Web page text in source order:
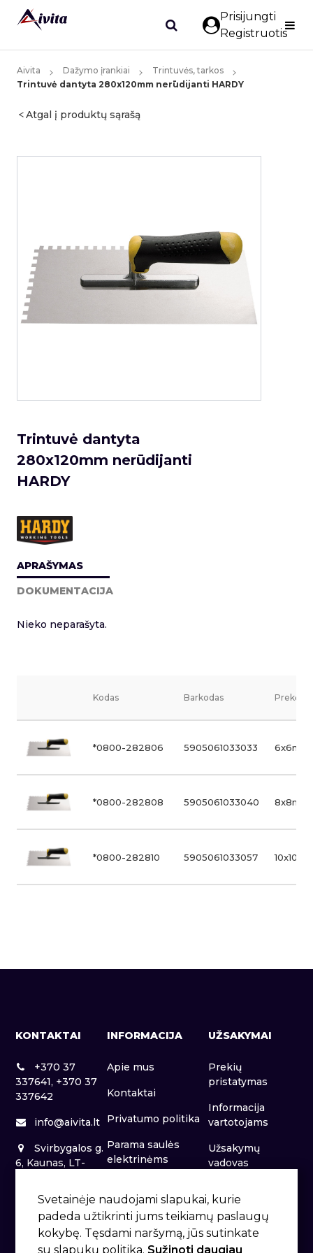
Prisijungti
Registruotis
Aivita Dažymo įrankiai
Trintuvės, tarkos
Trintuvė dantyta 280x120mm nerūdijanti HARDY
Atgal į produktų sąrašą
Trintuvė dantyta
280x120mm nerūdijanti
HARDY
APRAŠYMAS
DOKUMENTACIJA
Nieko neparašyta.
Kodas Barkodas Prekės
*0800-282806 5905061033033 6x6mm
*0800-282808 5905061033040 8x8mm
*0800-282810 5905061033057
KONTAKTAI
+370 37
337641, +370 37
337642
info@aivita.lt
Svirbygalos g.
6, Kaunas, LT-
INFORMACIJA
Apie mus
Kontaktai
Privatumo politika
Parama saulės
elektrinėms
UŽSAKYMAI
Prekių
pristatymas
Informacija
vartotojams
Užsakymų
vadovas
Svetainėje naudojami slapukai, kurie
padeda užtikrinti jums teikiamų paslaugų
kokybę. Tęsdami naršymą, jūs sutinkate
su slapukų politika. Sužinoti daugiau